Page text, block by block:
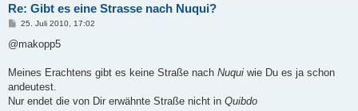
Re: Gibt es eine Strasse nach Nuqui?
B
i
a
25. Juli 2010, 17:02
@makopp5
Meines Erachtens gibt es keine Straße nach Nuqui wie Du es ja schon
andeutest.
Nur endet die von Dir erwähnte Straße nicht in Quibdo